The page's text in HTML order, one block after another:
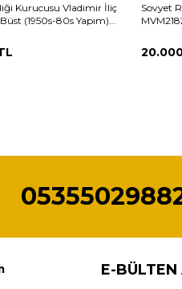
Kurucusu Vladimir İliç
(1950s-80s Yapım)
Sovyet
E-